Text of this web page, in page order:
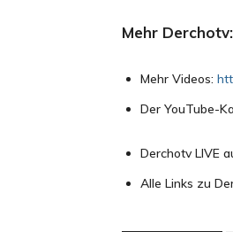
Mehr Derchotv:
Mehr Videos:
Der YouTube-
Derchotv LIVE
Alle Links zu